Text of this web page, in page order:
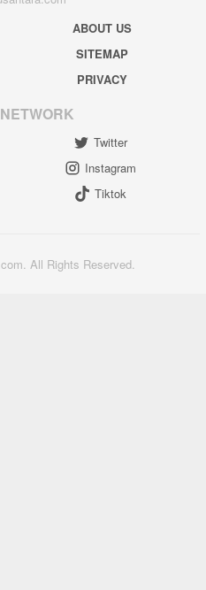
ABOUT US
SITEMAP
PRIVACY
Twitter
Instagram
Tiktok
All Rights Reserved.